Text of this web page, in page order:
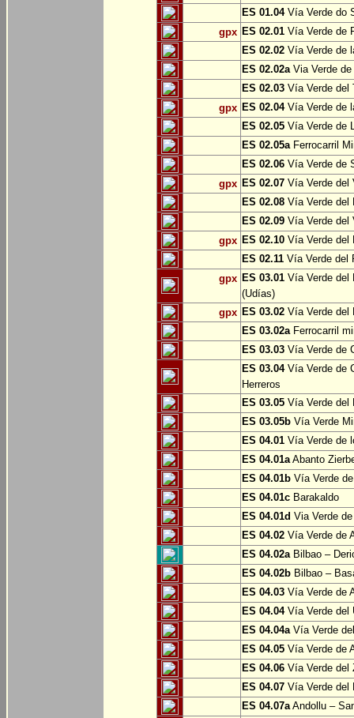
ES 01.04Vía Verde do
gpx ES 02.01 Vía Verde de
ES 02.02 Vía Verde de
ES 02.02aVia Verde de
ES 02.03 Vía Verde del
gpx ES 02.04Vía Verde de
ES 02.05 Vía Verde de
ES 02.05aFerrocarril
ES 02.06 Vía Verde de
gpx ES 02.07 Vía Verde del
ES 02.08 Vía Verde del
ES 02.09 Vía Verde del
gpx ES 02.10 Vía Verde del
ES 02.11 Vía Verde del
gpx ES 03.01 Vía Verde del
(Udías)
gpx ES 03.02 Vía Verde del
ES 03.02aFerrocarril
ES 03.03 Vía Verde de
ES 03.04Vía Verde de
Herreros
ES 03.05 Vía Verde del
ES 03.05b Vía Verde
ES 04.01 Vía Verde de
ES 04.01aAbanto
ES 04.01b Vía Verde
ES 04.01c Barakaldo
ES 04.01d Via Verde
ES 04.02 Vía Verde de
ES 04.02aBilbao –
ES 04.02b Bilbao –
ES 04.03 Vía Verde de
ES 04.04Vía Verde del
ES 04.04aVía Verde
ES 04.05 Vía Verde de
ES 04.06 Vía Verde del
ES 04.07 Vía Verde del
ES 04.07aAndollu –